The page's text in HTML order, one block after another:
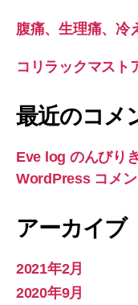
腹痛、生理痛、冷
コリラックマスト
最近のコメ
Eve log のんびり
WordPress コメ
アーカイブ
2021年2月
2020年9月